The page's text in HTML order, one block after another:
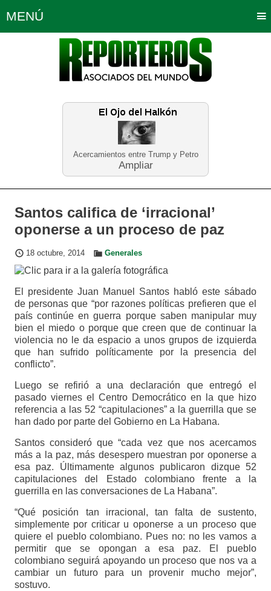
Acercamientos entre Trump y Petro
Ampliar
MENÚ
Política Opinión Bogotá
Planeta Tierra Deportes
Educación Neira
Santos califica de ‘irracional’
oponerse a un proceso de paz
18 octubre, 2014 Generales
El presidente Juan Manuel Santos habló este sábado
de personas que “por razones políticas prefieren que el
país continúe en guerra porque saben manipular muy
bien el miedo o porque que creen que de continuar la
violencia no le da espacio a unos grupos de izquierda
que han sufrido políticamente por la presencia del
conflicto”.
Luego se refirió a una declaración que entregó el
pasado viernes el Centro Democrático en la que hizo
referencia a las 52 “capitulaciones” a la guerrilla que se
han dado por parte del Gobierno en La Habana.
Santos consideró que “cada vez que nos acercamos
más a la paz, más desespero muestran por oponerse a
esa paz. Últimamente algunos publicaron dizque 52
capitulaciones del Estado colombiano frente a la
guerrilla en las conversaciones de La Habana”.
“Qué posición tan irracional, tan falta de sustento,
simplemente por criticar u oponerse a un proceso que
quiere el pueblo colombiano. Pues no: no les vamos a
permitir que se opongan a esa paz. El pueblo
colombiano seguirá apoyando un proceso que nos va a
cambiar un futuro para un provenir mucho mejor”,
sostuvo.